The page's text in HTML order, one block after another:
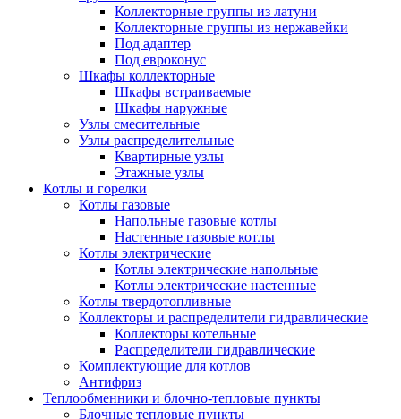
Коллекторные группы из латуни
Коллекторные группы из нержавейки
Под адаптер
Под евроконус
Шкафы коллекторные
Шкафы встраиваемые
Шкафы наружные
Узлы смесительные
Узлы распределительные
Квартирные узлы
Этажные узлы
Котлы и горелки
Котлы газовые
Напольные газовые котлы
Настенные газовые котлы
Котлы электрические
Котлы электрические напольные
Котлы электрические настенные
Котлы твердотопливные
Коллекторы и распределители гидравлические
Коллекторы котельные
Распределители гидравлические
Комплектующие для котлов
Антифриз
Теплообменники и блочно-тепловые пункты
Блочные тепловые пункты